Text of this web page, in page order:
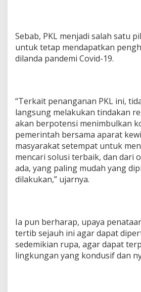
Sebab, PKL menjadi salah satu
untuk tetap mendapatkan
dilanda pandemi Covid-19.
“Terkait penanganan PKL ini,
langsung melakukan tindakan
akan berpotensi menimbulkan
pemerintah bersama aparat
masyarakat setempat untuk
mencari solusi terbaik, dan dari
ada, yang paling mudah yang
dilakukan,” ujarnya.
Ia pun berharap, upaya
tertib sejauh ini agar dapat
sedemikian rupa, agar dapat
lingkungan yang kondusif dan